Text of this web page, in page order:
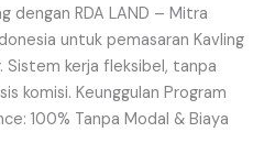
dengan RDA LAND – Mitra
untuk pemasaran Kavling
Sistem kerja fleksibel, tanpa
komisi. Keunggulan Program
100% Tanpa Modal & Biaya